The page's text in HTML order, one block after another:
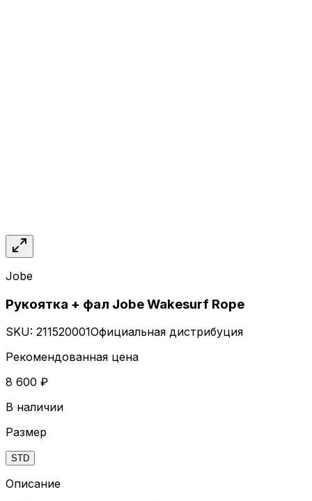
Jobe
Рукоятка + фал Jobe Wakesurf Rope
SKU: 211520001Официальная дистрибуция
Рекомендованная цена
8 600 ₽
В наличии
Размер
STD
Описание